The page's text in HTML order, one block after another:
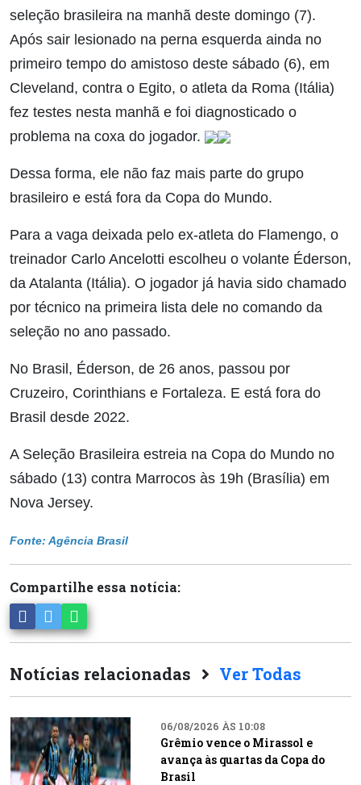
seleção brasileira na manhã deste domingo (7).
Após sair lesionado na perna esquerda ainda no
primeiro tempo do amistoso deste sábado (6), em
Cleveland, contra o Egito, o atleta da Roma (Itália)
fez testes nesta manhã e foi diagnosticado o
problema na coxa do jogador.
Dessa forma, ele não faz mais parte do grupo
brasileiro e está fora da Copa do Mundo.
Para a vaga deixada pelo ex-atleta do Flamengo, o
treinador Carlo Ancelotti escolheu o volante Éderson,
da Atalanta (Itália). O jogador já havia sido chamado
por técnico na primeira lista dele no comando da
seleção no ano passado.
No Brasil, Éderson, de 26 anos, passou por
Cruzeiro, Corinthians e Fortaleza. E está fora do
Brasil desde 2022.
A Seleção Brasileira estreia na Copa do Mundo no
sábado (13) contra Marrocos às 19h (Brasília) em
Nova Jersey.
Fonte: Agência Brasil
Compartilhe essa notícia:
Notícias relacionadas Ver Todas
06/08/2026 ÀS 10:08
Grêmio vence o Mirassol e
avança às quartas da Copa do
Brasil